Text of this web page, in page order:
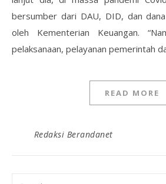
bersumber dari DAU, DID, dan
oleh Kementerian Keuangan.
pelaksanaan, pelayanan pemerintah
READ MORE
Redaksi Berandanet